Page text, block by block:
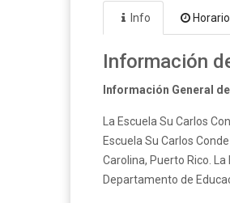
Info Horario
Información
Información General
La Escuela Su Carlos
Escuela Su Carlos
Carolina, Puerto Rico.
Departamento de